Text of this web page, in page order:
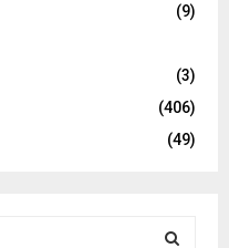
(9)
(3)
(406)
(49)